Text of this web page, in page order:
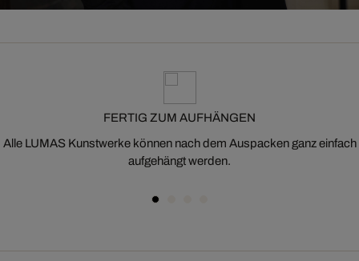
FERTIG ZUM AUFHÄNGEN
Alle LUMAS Kunstwerke können nach dem Auspacken ganz einfach
aufgehängt werden.